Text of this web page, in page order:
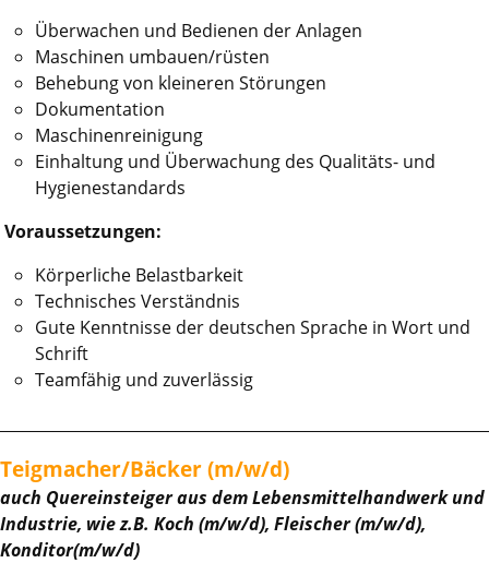
Überwachen und Bedienen der Anlagen
Maschinen umbauen/rüsten
Behebung von kleineren Störungen
Dokumentation
Maschinenreinigung
Einhaltung und Überwachung des Qualitäts- und
Hygienestandards
Voraussetzungen:
Körperliche Belastbarkeit
Technisches Verständnis
Gute Kenntnisse der deutschen Sprache in Wort und
Schrift
Teamfähig und zuverlässig
Teigmacher/Bäcker (m/w/d)
auch Quereinsteiger aus dem Lebensmittelhandwerk und
Industrie, wie z.B. Koch (m/w/d), Fleischer (m/w/d),
Konditor(m/w/d)